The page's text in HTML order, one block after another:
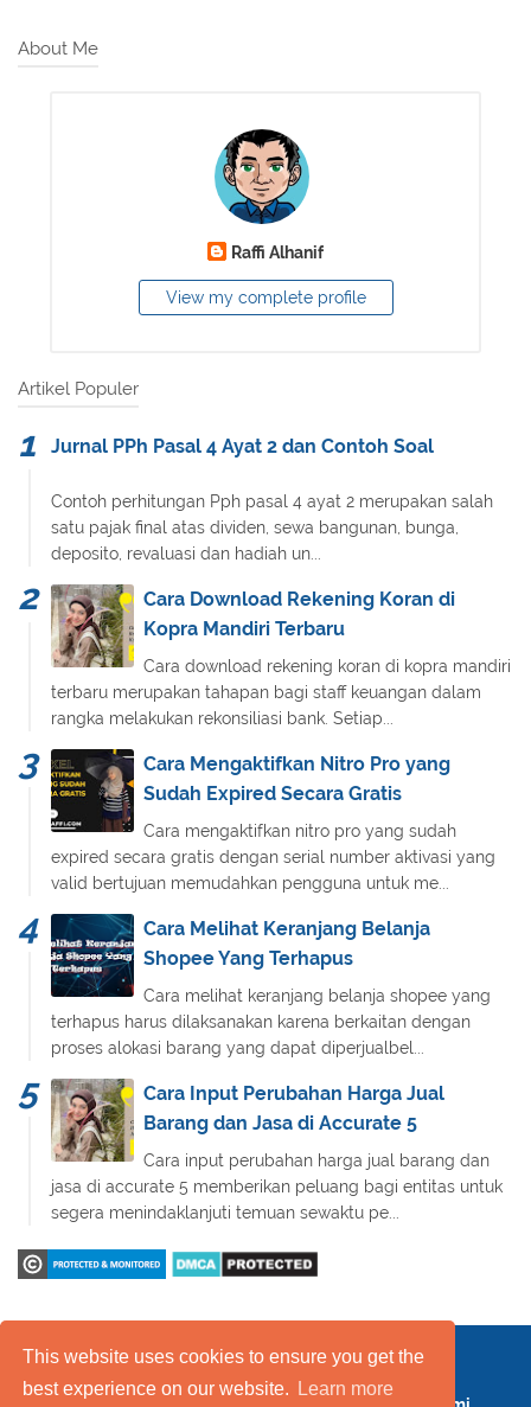
This website uses cookies to ensure you get the
best experience on our website.
Learn more
About Me
Raffi Alhanif
View my complete profile
Artikel Populer
Jurnal PPh Pasal 4 Ayat 2 dan Contoh Soal
Contoh perhitungan Pph pasal 4 ayat 2 merupakan salah
satu pajak final atas dividen, sewa bangunan, bunga,
deposito, revaluasi dan hadiah un...
Cara Download Rekening Koran di
Kopra Mandiri Terbaru
Cara download rekening koran di kopra mandiri
terbaru merupakan tahapan bagi staff keuangan dalam
rangka melakukan rekonsiliasi bank. Setiap...
Cara Mengaktifkan Nitro Pro yang
Sudah Expired Secara Gratis
Cara mengaktifkan nitro pro yang sudah
expired secara gratis dengan serial number aktivasi yang
valid bertujuan memudahkan pengguna untuk me...
Cara Melihat Keranjang Belanja
Shopee Yang Terhapus
Cara melihat keranjang belanja shopee yang
terhapus harus dilaksanakan karena berkaitan dengan
proses alokasi barang yang dapat diperjualbel...
Cara Input Perubahan Harga Jual
Barang dan Jasa di Accurate 5
Cara input perubahan harga jual barang dan
jasa di accurate 5 memberikan peluang bagi entitas untuk
segera menindaklanjuti temuan sewaktu pe...
Kebijakan Layanan